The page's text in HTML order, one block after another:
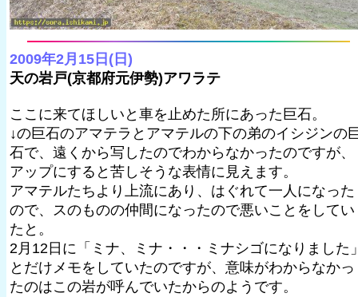
2009年2月15日(日)
天の岩戸(京都府元伊勢)アワラテ
ここに来てほしいと車を止めた所にあった巨石。
↓の巨石のアマテラとアマテルの下の弟のイシジンの
石で、遠くから写したのでわからなかったのですが、
アップにすると苦しそうな表情に見えます。
アマテルたちより上流にあり、はぐれて一人になった
ので、スのものの仲間になったので悪いことをしてい
たと。
2月12日に「ミナ、ミナ・・・ミナシゴになりました
とだけメモをしていたのですが、意味がわからなかっ
たのはこの岩が呼んでいたからのようです。